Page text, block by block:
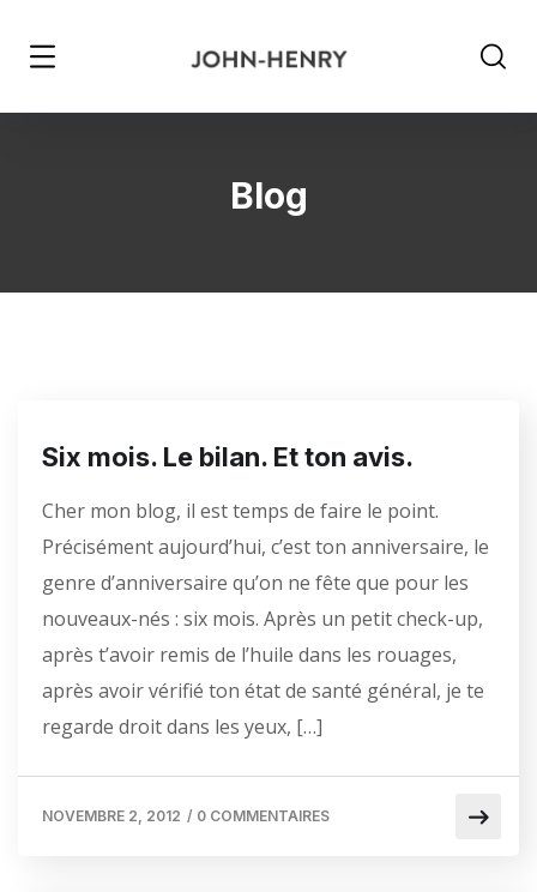
Blog
Six mois. Le bilan. Et ton avis.
Cher mon blog, il est temps de faire le point.
Précisément aujourd’hui, c’est ton anniversaire, le
genre d’anniversaire qu’on ne fête que pour les
nouveaux-nés : six mois. Après un petit check-up,
après t’avoir remis de l’huile dans les rouages,
après avoir vérifié ton état de santé général, je te
regarde droit dans les yeux, […]
NOVEMBRE 2, 2012 / 0 COMMENTAIRES